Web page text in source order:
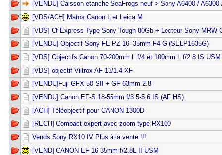
[VENDU] Caisson etanche SeaFrogs neuf > Sony A6400 / A6300
[VDS/ACH] Matos Canon L et Leica M
[VDS] Cf Express Type Sony Tough 80Gb + Lecteur Sony MRW-
[VENDU] Objectif Sony FE PZ 16–35mm F4 G (SELP1635G)
[VDS] Objectifs Canon 70-200mm L f/4 et 100mm L f/2.8 IS USM
[VDS] objectif Viltrox AF 13/1.4 XF
[VENDU]Fuji GFX 50 SII + GF 63mm 2.8
[VENDU] Canon EF-S 18-55mm f/3.5-5.6 IS (AF HS)
[ACH] Téléobjectif pour CANON 1300D
[RECH] Compact expert avec zoom type RX100
Vends Sony RX10 IV Plus à la vente !!!
[VEND] CANON EF 16-35mm f/2.8L II USM